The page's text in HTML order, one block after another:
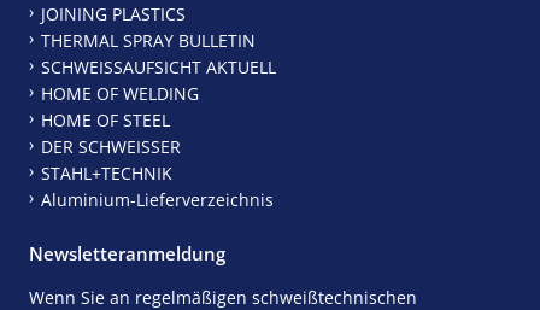
JOINING PLASTICS
THERMAL SPRAY BULLETIN
SCHWEISSAUFSICHT AKTUELL
HOME OF WELDING
HOME OF STEEL
DER SCHWEISSER
STAHL+TECHNIK
Aluminium-Lieferverzeichnis
Newsletteranmeldung
Wenn Sie an regelmäßigen schweißtechnischen